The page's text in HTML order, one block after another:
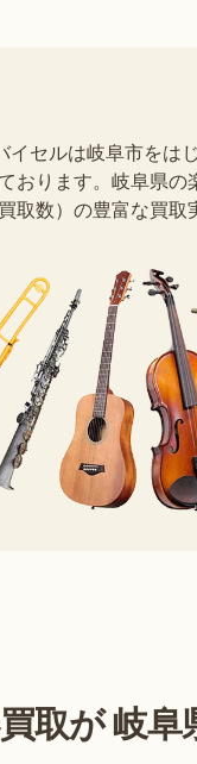
セルは岐阜市をは
おります。岐阜県
取数）の豊富な買
取が岐阜